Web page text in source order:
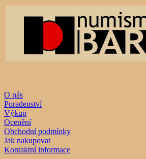
O nás
Poradenství
Výkup
Ocenění
Obchodní podmínky
Jak nakupovat
Kontaktní informace